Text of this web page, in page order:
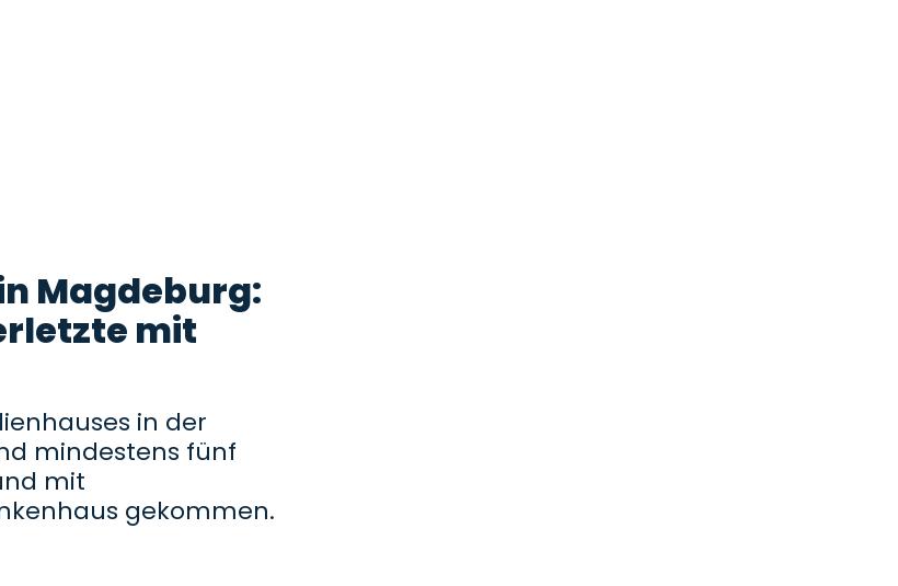
Magdeburg:
mit
in der
mindestens fünf
mit
gekommen.